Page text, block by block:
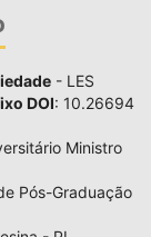
- LES
DOI: 10.26694
Ministro
Pós-Graduação